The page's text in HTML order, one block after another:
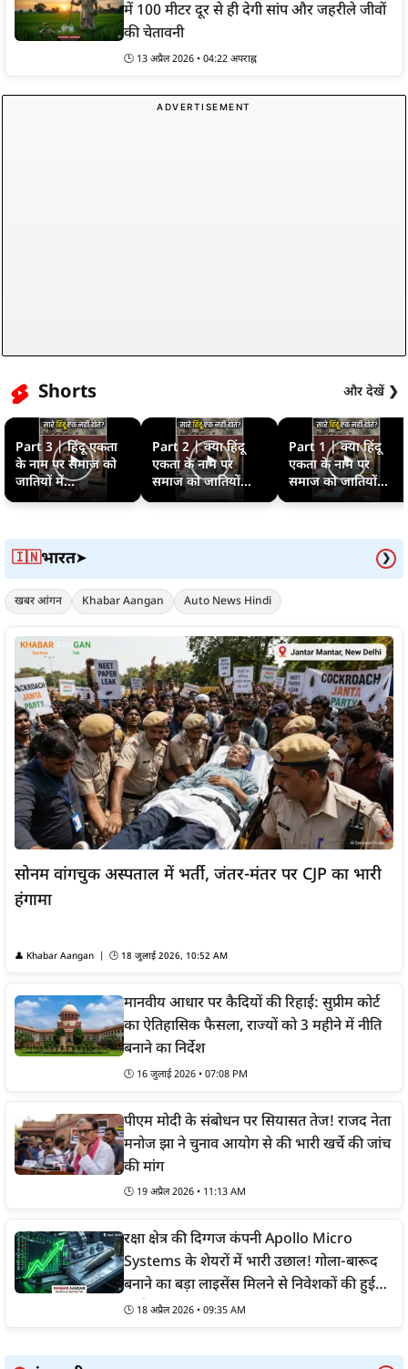
में 100 मीटर दूर से ही देगी सांप और जहरीले जीवों
की चेतावनी
🕒 13 अप्रैल 2026 • 04:22 अपराह्न
ADVERTISEMENT
Shorts और देखें ❯
Part 3 | हिंदू एकता
के नाम पर समाज को
जातियों में...
Part 2 | क्या हिंदू
एकता के नाम पर
समाज को जातियों...
Part 1 | क्या हिंदू
एकता के नाम पर
समाज को जातियों...
🇮🇳भारत➤ ❯
खबर आंगन Khabar Aangan Auto News Hindi
सोनम वांगचुक अस्पताल में भर्ती, जंतर-मंतर पर CJP का भारी
हंगामा
👤 Khabar Aangan | 🕒 18 जुलाई 2026, 10:52 AM
मानवीय आधार पर कैदियों की रिहाई: सुप्रीम कोर्ट
का ऐतिहासिक फैसला, राज्यों को 3 महीने में नीति
बनाने का निर्देश
🕒 16 जुलाई 2026 • 07:08 PM
पीएम मोदी के संबोधन पर सियासत तेज! राजद नेता
मनोज झा ने चुनाव आयोग से की भारी खर्चे की जांच
की मांग
🕒 19 अप्रैल 2026 • 11:13 AM
रक्षा क्षेत्र की दिग्गज कंपनी Apollo Micro
Systems के शेयरों में भारी उछाल! गोला-बारूद
बनाने का बड़ा लाइसेंस मिलने से निवेशकों की हुई
चांदी
🕒 18 अप्रैल 2026 • 09:35 AM